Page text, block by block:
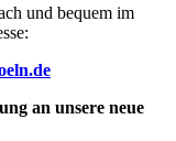
und bequem im
an unsere neue